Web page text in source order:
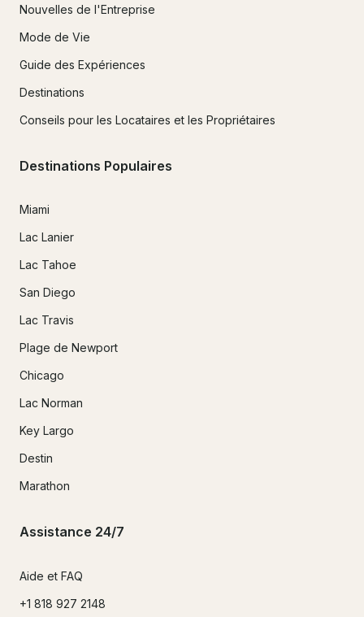
Nouvelles de l'Entreprise
Mode de Vie
Guide des Expériences
Destinations
Conseils pour les Locataires et les Propriétaires
Destinations Populaires
Miami
Lac Lanier
Lac Tahoe
San Diego
Lac Travis
Plage de Newport
Chicago
Lac Norman
Key Largo
Destin
Marathon
Assistance 24/7
Aide et FAQ
+1 818 927 2148